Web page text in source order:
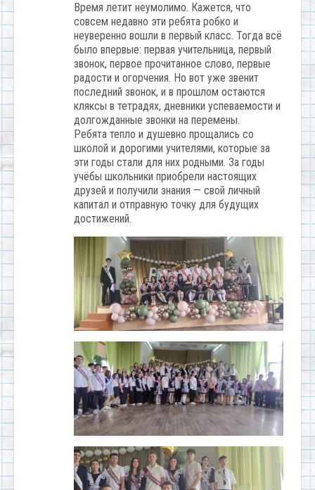
Время летит неумолимо. Кажется, что
совсем недавно эти ребята робко и
неуверенно вошли в первый класс. Тогда всё
было впервые: первая учительница, первый
звонок, первое прочитанное слово, первые
радости и огорчения. Но вот уже звенит
последний звонок, и в прошлом остаются
кляксы в тетрадях, дневники успеваемости и
долгожданные звонки на перемены.
Ребята тепло и душевно прощались со
школой и дорогими учителями, которые за
эти годы стали для них родными. За годы
учёбы школьники приобрели настоящих
друзей и получили знания — свой личный
капитал и отправную точку для будущих
достижений.